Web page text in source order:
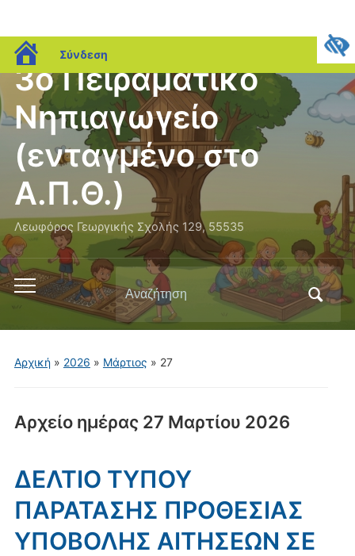
blogs.sch.gr
Σύνδεση
3ο Πειραματικό
Νηπιαγωγείο
(ενταγμένο στο
Α.Π.Θ.)
Λεωφόρος Γεωργικής Σχολής 129, 55535
Εναλλαγή
μενού
για
Αναζήτηση
για:
Αρχική» 2026 » Μάρτιος » 27
Αρχείο ημέρας 27 Μαρτίου 2026
ΔΕΛΤΙΟ ΤΥΠΟΥ
ΠΑΡΑΤΑΣΗΣ ΠΡΟΘΕΣΙΑΣ
ΥΠΟΒΟΛΗΣ ΑΙΤΗΣΕΩΝ ΣΕ